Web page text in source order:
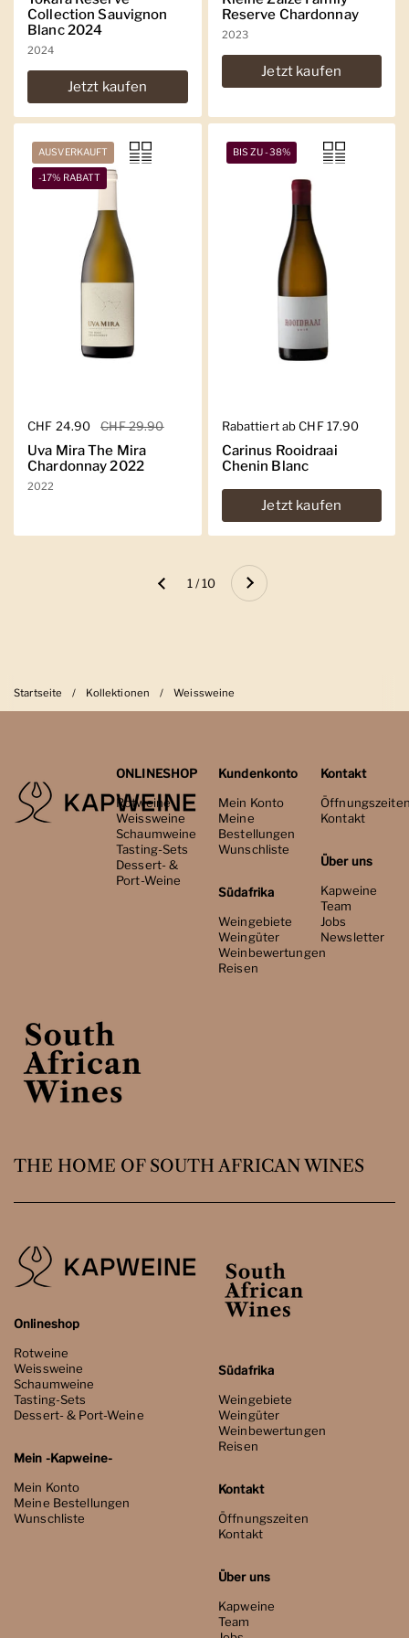
Collection Sauvignon
Blanc 2024
2024
Jetzt kaufen
Reserve Chardonnay
2023
Jetzt kaufen
Regulärer Preis
CHF 24.90 Sale-Preis
CHF 29.90
Uva Mira The Mira
Chardonnay 2022
2022
AUSVERKAUFT
-17% RABATT
Regulärer Preis
Rabattiert ab CHF 17.90
Carinus Rooidraai
Chenin Blanc
Jetzt kaufen
BIS ZU -38%
Zurück 1 / 10 Weiter
Startseite / Kollektionen / Weissweine
ONLINESHOP
Rotweine
Weissweine
Schaumweine
Tasting-Sets
Dessert- &
Port-Weine
Kundenkonto
Mein Konto
Meine
Bestellungen
Wunschliste
Südafrika
Weingebiete
Weingüter
Weinbewertungen
Reisen
Kontakt
Kontakt
Über uns
Kapweine
Team
Jobs
Newsletter
THE HOME OF SOUTH AFRICAN WINES
Onlineshop
Rotweine
Weissweine
Schaumweine
Tasting-Sets
Dessert- & Port-Weine
Mein -Kapweine-
Mein Konto
Meine Bestellungen
Wunschliste
Südafrika
Weingebiete
Weingüter
Weinbewertungen
Reisen
Kontakt
Öffnungszeiten
Kontakt
Über uns
Kapweine
Team